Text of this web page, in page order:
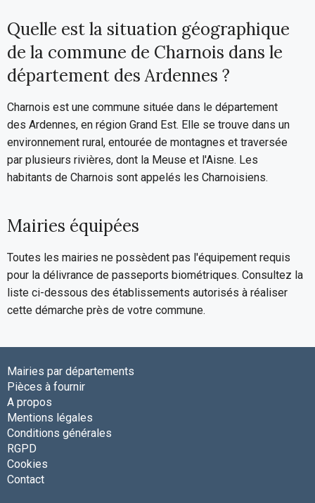
Quelle est la situation géographique
de la commune de Charnois dans le
département des Ardennes ?
Charnois est une commune située dans le département
des Ardennes, en région Grand Est. Elle se trouve dans un
environnement rural, entourée de montagnes et traversée
par plusieurs rivières, dont la Meuse et l'Aisne. Les
habitants de Charnois sont appelés les Charnoisiens.
Mairies équipées
Toutes les mairies ne possèdent pas l'équipement requis
pour la délivrance de passeports biométriques. Consultez la
liste ci-dessous des établissements autorisés à réaliser
cette démarche près de votre commune.
Mairies par départements
Pièces à fournir
A propos
Mentions légales
Conditions générales
RGPD
Cookies
Contact